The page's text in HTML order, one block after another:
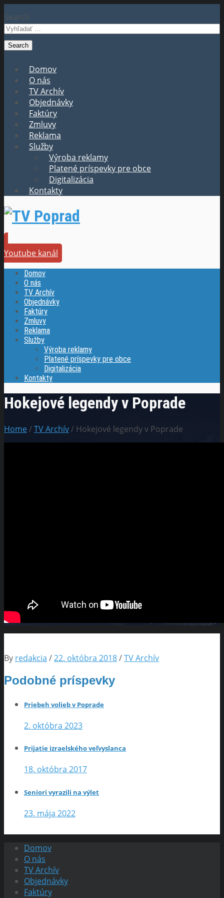
Search
Domov
O nás
TV Archív
Objednávky
Faktúry
Zmluvy
Reklama
Služby
Výroba reklamy
Platené príspevky pre obce
Digitalizácia
Kontakty
Youtube kanál
Domov
O nás
TV Archív
Objednávky
Faktúry
Zmluvy
Reklama
Služby
Výroba reklamy
Platené príspevky pre obce
Digitalizácia
Kontakty
Hokejové legendy v Poprade
Home/TV Archív/ Hokejové legendy v Poprade
By redakcia /22. októbra 2018/TV Archív
Podobné príspevky
Priebeh volieb v Poprade
2. októbra 2023
Prijatie izraelského veľvyslanca
18. októbra 2017
Seniori vyrazili na výlet
23. mája 2022
Domov
O nás
TV Archív
Objednávky
Faktúry